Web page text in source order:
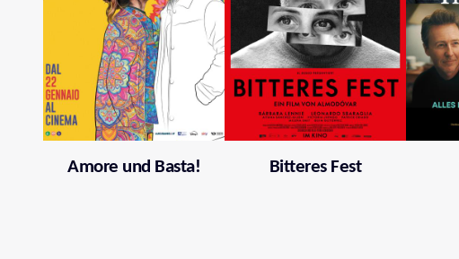
Amore und Basta! Bitteres Fest